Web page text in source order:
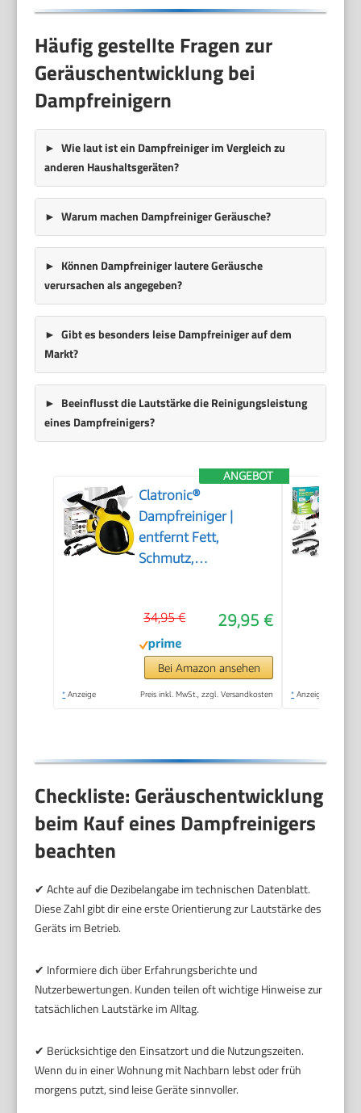
Häufig gestellte Fragen zur
Geräuschentwicklung bei
Dampfreinigern
Wie laut ist ein Dampfreiniger im Vergleich zu
anderen Haushaltsgeräten?
Warum machen Dampfreiniger Geräusche?
Können Dampfreiniger lautere Geräusche
verursachen als angegeben?
Gibt es besonders leise Dampfreiniger auf dem
Markt?
Beeinflusst die Lautstärke die Reinigungsleistung
eines Dampfreinigers?
ANGEBOT
Clatronic®
Dampfreiniger |
entfernt Fett,
Schmutz,
Polster | chemiefrei |
Steam Cleaner | 360°
Dampfdüse |
Handgerät mit 5 m
Kabel & Zubehör | DR
29,95 €
34,95 €
Bei Amazon ansehen
* Anzeige Preis inkl. MwSt., zzgl. Versandkosten * Anzeige
Checkliste: Geräuschentwicklung
beim Kauf eines Dampfreinigers
beachten
✔ Achte auf die Dezibelangabe im technischen Datenblatt.
Diese Zahl gibt dir eine erste Orientierung zur Lautstärke des
Geräts im Betrieb.
✔ Informiere dich über Erfahrungsberichte und
Nutzerbewertungen. Kunden teilen oft wichtige Hinweise zur
tatsächlichen Lautstärke im Alltag.
✔ Berücksichtige den Einsatzort und die Nutzungszeiten.
Wenn du in einer Wohnung mit Nachbarn lebst oder früh
morgens putzt, sind leise Geräte sinnvoller.